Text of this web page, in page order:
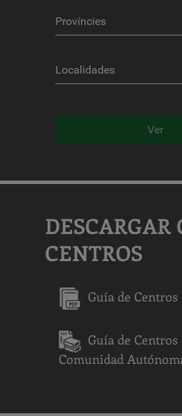
Localidades
Ver
DESCARGAR
CENTROS
Guía de
Guía de
Comunidad